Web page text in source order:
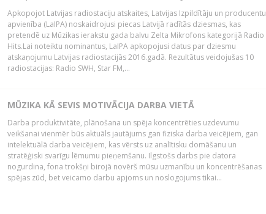
Apkopojot Latvijas radiostaciju atskaites, Latvijas Izpildītāju un producentu
apvienība (LaIPA) noskaidrojusi piecas Latvijā radītās dziesmas, kas
pretendē uz Mūzikas ierakstu gada balvu Zelta Mikrofons kategorijā Radio
Hits.Lai noteiktu nominantus, LaIPA apkopojusi datus par dziesmu
atskaņojumu Latvijas radiostacijās 2016.gadā. Rezultātus veidojušas 10
radiostacijas: Radio SWH, Star FM,...
MŪZIKA KĀ SEVIS MOTIVĀCIJA DARBA VIETĀ
Darba produktivitāte, plānošana un spēja koncentrēties uzdevumu
veikšanai vienmēr būs aktuāls jautājums gan fiziska darba veicējiem, gan
intelektuālā darba veicējiem, kas vērsts uz analītisku domāšanu un
stratēģiski svarīgu lēmumu pieņemšanu. Ilgstošs darbs pie datora
nogurdina, fona trokšņi birojā novērš mūsu uzmanību un koncentrēšanas
spējas zūd, bet veicamo darbu apjoms un noslogojums tikai...